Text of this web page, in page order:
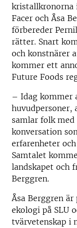
kristallkronorna
Facer och Åsa
förbereder
rätter. Snart
och konstnärer
kommer ett
Future Foods
– Idag kommer
huvudpersoner,
samlar folk
konversation
erfarenheter
Samtalet
landskapet och
Berggren.
Åsa Berggren
ekologi på SLU
tvärvetenskap i